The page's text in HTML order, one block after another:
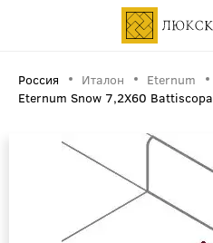
Россия Италон
Eternum
Eternum Snow 7,2X60 Battiscopa